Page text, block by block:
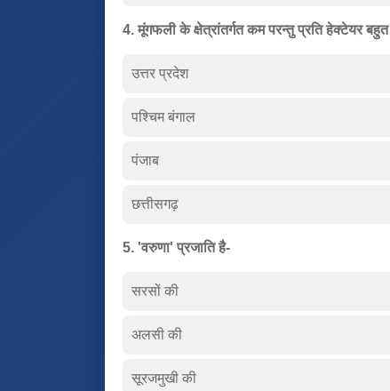
4. मूंगफली के क्षेत्रांतर्गत कम परन्तु प्रति हेक्टेयर
उत्तर प्रदेश
पश्चिम बंगाल
पंजाब
छत्तीसगढ़
5. 'वरुणा' प्रजाति है-
सरसों की
अलसी की
सूरजमुखी की